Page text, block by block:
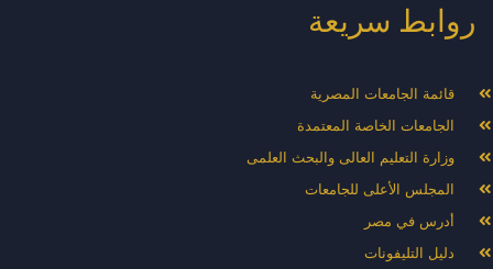
روابط سريعة
قائمة الجامعات المصرية
الجامعات الخاصة المعتمدة
وزارة التعليم العالى والبحث العلمى
المجلس الأعلى للجامعات
أدرس في مصر
دليل التليفونات